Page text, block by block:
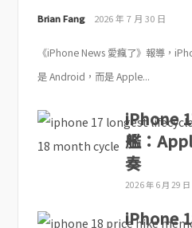
Brian Fang 2026 年 7 月 30 日
《iPhone News 愛瘋了》報導，
是 Android，而是 Apple...
iPhone
艦：
奏
2026 年 6 月 29 日
iPhone